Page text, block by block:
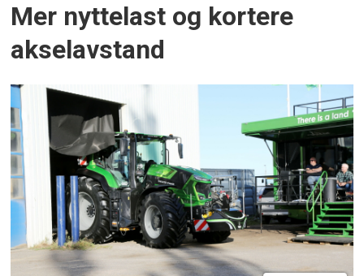
Mer nyttelast og kortere
akselavstand